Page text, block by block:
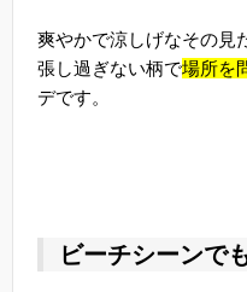
爽やかで涼しげなその見
張し過ぎない柄で場所を
デです。
ビーチシーンで